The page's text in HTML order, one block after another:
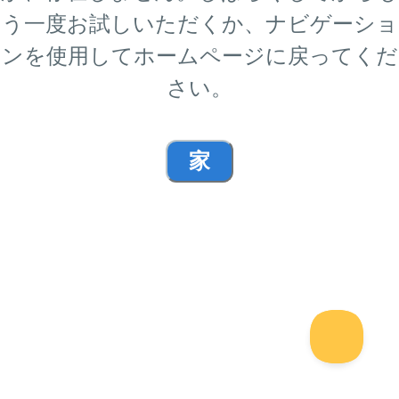
う一度お試しいただくか、ナビゲーショ
ンを使用してホームページに戻ってくだ
さい。
家